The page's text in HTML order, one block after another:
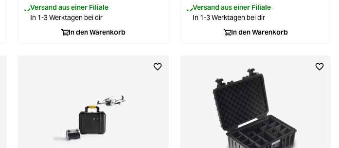
Versand aus einer Filiale
In 1-3 Werktagen bei dir
In den Warenkorb
Versand aus einer Filiale
In 1-3 Werktagen bei dir
In den Warenkorb